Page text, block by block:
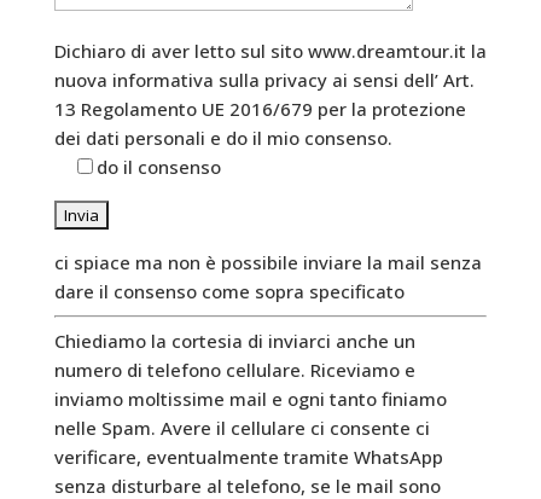
Dichiaro di aver letto sul sito www.dreamtour.it la
nuova informativa sulla privacy ai sensi dell’ Art.
13 Regolamento UE 2016/679 per la protezione
dei dati personali e do il mio consenso.
do il consenso
ci spiace ma non è possibile inviare la mail senza
dare il consenso come sopra specificato
Chiediamo la cortesia di inviarci anche un
numero di telefono cellulare. Riceviamo e
inviamo moltissime mail e ogni tanto finiamo
nelle Spam. Avere il cellulare ci consente ci
verificare, eventualmente tramite WhatsApp
senza disturbare al telefono, se le mail sono